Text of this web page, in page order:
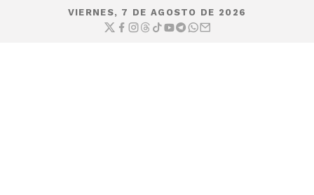
VIERNES, 7 DE AGOSTO DE 2026